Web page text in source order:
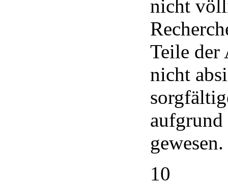
nicht
Teile der
nicht
gewesen.
10